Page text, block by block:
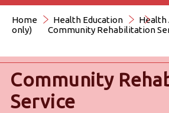
Home Health Education
Health
only)
Community Rehabilitation
Community
Service